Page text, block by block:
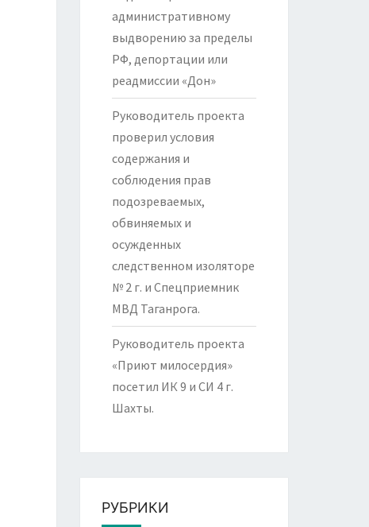
административному
выдворению за пределы
РФ, депортации или
реадмиссии «Дон»
Руководитель проекта
проверил условия
содержания и
соблюдения прав
подозреваемых,
обвиняемых и
осужденных
следственном изоляторе
№ 2 г. и Спецприемник
МВД Таганрога.
Руководитель проекта
«Приют милосердия»
посетил ИК 9 и СИ 4 г.
Шахты.
РУБРИКИ